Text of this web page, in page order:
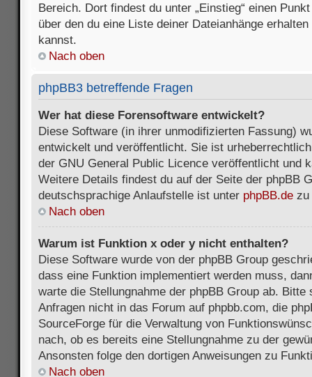
Bereich. Dort findest du unter „Einstieg“ einen
über den du eine Liste deiner Dateianhänge
kannst.
Nach oben
phpBB3 betreffende Fragen
Wer hat diese Forensoftware entwickelt?
Diese Software (in ihrer unmodifizierten Fassung)
entwickelt und veröffentlicht. Sie ist
der GNU General Public Licence veröffentlicht und
Weitere Details findest du auf der Seite der phpBB
deutschsprachige Anlaufstelle ist unter phpBB.de zu
Nach oben
Warum ist Funktion x oder y nicht enthalten?
Diese Software wurde von der phpBB Group
dass eine Funktion implementiert werden muss,
warte die Stellungnahme der phpBB Group ab. Bitte
Anfragen nicht in das Forum auf phpbb.com, die
SourceForge für die Verwaltung von
nach, ob es bereits eine Stellungnahme zu der
Ansonsten folge den dortigen Anweisungen zu
Nach oben